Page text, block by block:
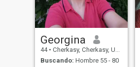
Georgina
44 • Cherkasy, Cherkasy, Ukrania
Buscando: Hombre 55 - 80